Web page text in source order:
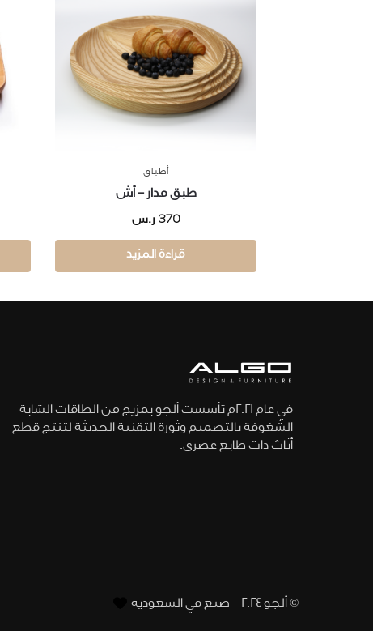
أطباق
طبق مدار – أش
370 ر.س
قراءة المزيد
في عام 2021م تأسست ألجو بمزيج من الطاقات الشابة
الشغوفة بالتصميم وثورة التقنية الحديثة لتنتج قطع
أثاث ذات طابع عصري.
© ألجو 2024 – صنع في السعودية